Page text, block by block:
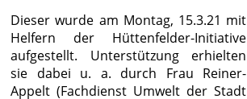
Dieser wurde am Montag, 15.3.21 mit
Helfern der Hüttenfelder-Initiative
aufgestellt. Unterstützung erhielten
sie dabei u. a. durch Frau Reiner-
Appelt (Fachdienst Umwelt der Stadt